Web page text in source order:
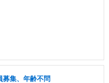
募集、年齢不問